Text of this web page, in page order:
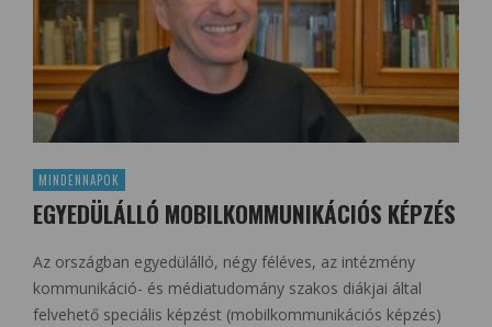
MINDENNAPOK
EGYEDÜLÁLLÓ MOBILKOMMUNIKÁCIÓS KÉPZÉS
Az országban egyedülálló, négy féléves, az intézmény
kommunikáció- és médiatudomány szakos diákjai által
felvehető speciális képzést (mobilkommunikációs képzés)